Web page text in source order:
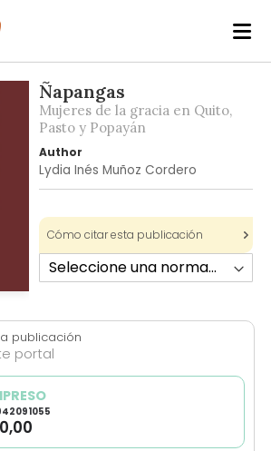
Ñapangas
Mujeres de la gracia en Quito,
Pasto y Popayán
Author
Lydia Inés Muñoz Cordero
Cómo citar esta publicación
publicación
portal